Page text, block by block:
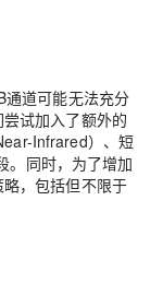
通道可能无法充分
试加入了额外的
Infrared）、短
。同时，为了增加
，包括但不限于